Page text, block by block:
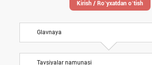
Kirish / Roʻyхatdan oʻtish
Glavnaya
Tavsiyalar namunasi